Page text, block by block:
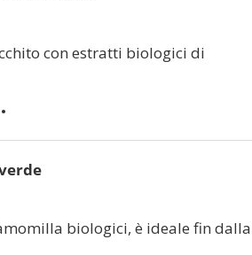
con estratti biologici di
biologici, è ideale fin dalla